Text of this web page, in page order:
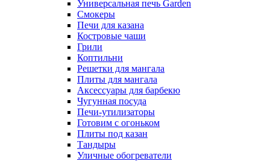
Универсальная печь Garden
Смокеры
Печи для казана
Костровые чаши
Грили
Коптильни
Решетки для мангала
Плиты для мангала
Аксессуары для барбекю
Чугунная посуда
Печи-утилизаторы
Готовим с огоньком
Плиты под казан
Тандыры
Уличные обогреватели